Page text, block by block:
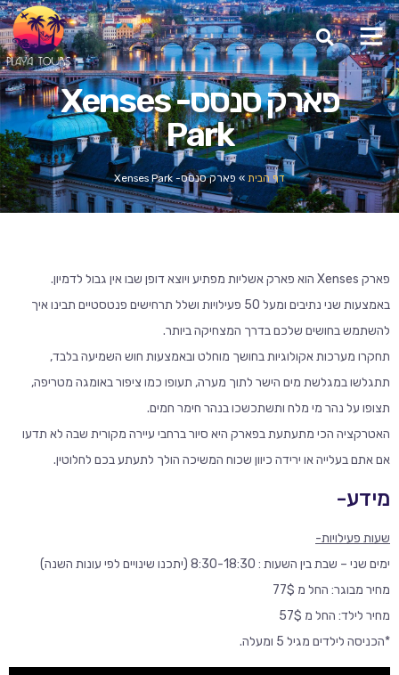
פארק סנסס- Xenses
Park
דף הבית » פארק סנסס- Xenses Park
פארק Xenses הוא פארק אשליות מפתיע ויוצא דופן שבו אין גבול לדמיון.
באמצעות שני נתיבים ומעל 50 פעילויות ושלל תרחישים פנטסטיים תבינו איך
להשתמש בחושים שלכם בדרך המצחיקה ביותר.
תחקרו מערכות אקולוגיות בחושך מוחלט ובאמצעות חוש השמיעה בלבד,
תתגלשו במגלשת מים הישר לתוך מערה, תעופו כמו ציפור באומגה מטריפה,
תצופו על נהר מי מלח ותשתכשכו בנהר חימר חמים.
האטרקציה הכי מתעתעת בפארק היא סיור ברחבי עיירה מקורית שבה לא תדעו
אם אתם בעלייה או ירידה כיוון שכוח המשיכה הולך לתעתע בכם לחלוטין.
מידע-
שעות פעילויות-
ימים שני – שבת בין השעות : 8:30-18:30 (יתכנו שינויים לפי עונות השנה)
מחיר מבוגר: החל מ 77$
מחיר לילד: החל מ 57$
*הכניסה לילדים מגיל 5 ומעלה.